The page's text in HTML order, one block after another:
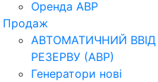
Оренда АВР
Продаж
АВТОМАТИЧНИЙ ВВІД
РЕЗЕРВУ (АВР)
Генератори нові